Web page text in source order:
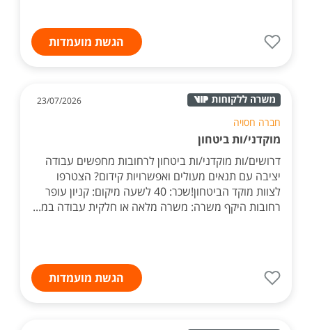
הגשת מועמדות
23/07/2026
חברה חסויה
מוקדני/ות ביטחון
דרושים/ות מוקדני/ות ביטחון לרחובות מחפשים עבודה
יציבה עם תנאים מעולים ואפשרויות קידום? הצטרפו
לצוות מוקד הביטחון!שכר: 40 לשעה מיקום: קניון עופר
רחובות היקף משרה: משרה מלאה או חלקית עבודה במ...
הגשת מועמדות